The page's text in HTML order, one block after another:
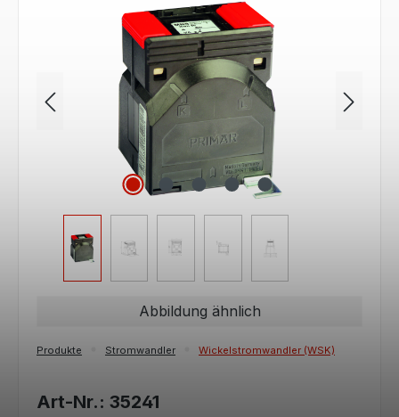
Bildergalerie überspringen
Abbildung ähnlich
Produkte Stromwandler Wickelstromwandler (WSK)
Art-Nr.: 35241